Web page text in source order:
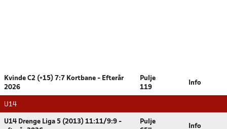
Kvinde C2 (+15) 7:7 Kortbane - Efterår
2026
Pulje
119
Info
U14
U14 Drenge Liga 5 (2013) 11:11/9:9 -
Pulje
Info